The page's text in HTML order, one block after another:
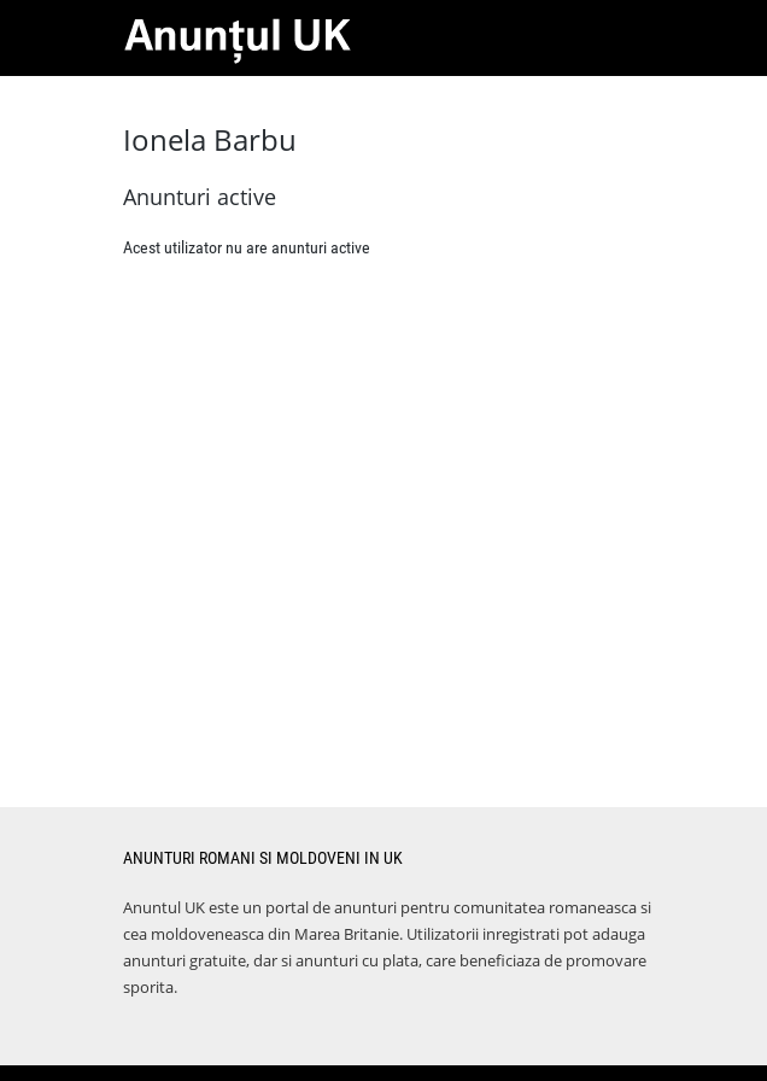
Ionela Barbu
Anunturi active
Acest utilizator nu are anunturi active
ANUNTURI ROMANI SI MOLDOVENI IN UK
Anuntul UK este un portal de anunturi pentru comunitatea romaneasca si
cea moldoveneasca din Marea Britanie. Utilizatorii inregistrati pot adauga
anunturi gratuite, dar si anunturi cu plata, care beneficiaza de promovare
sporita.